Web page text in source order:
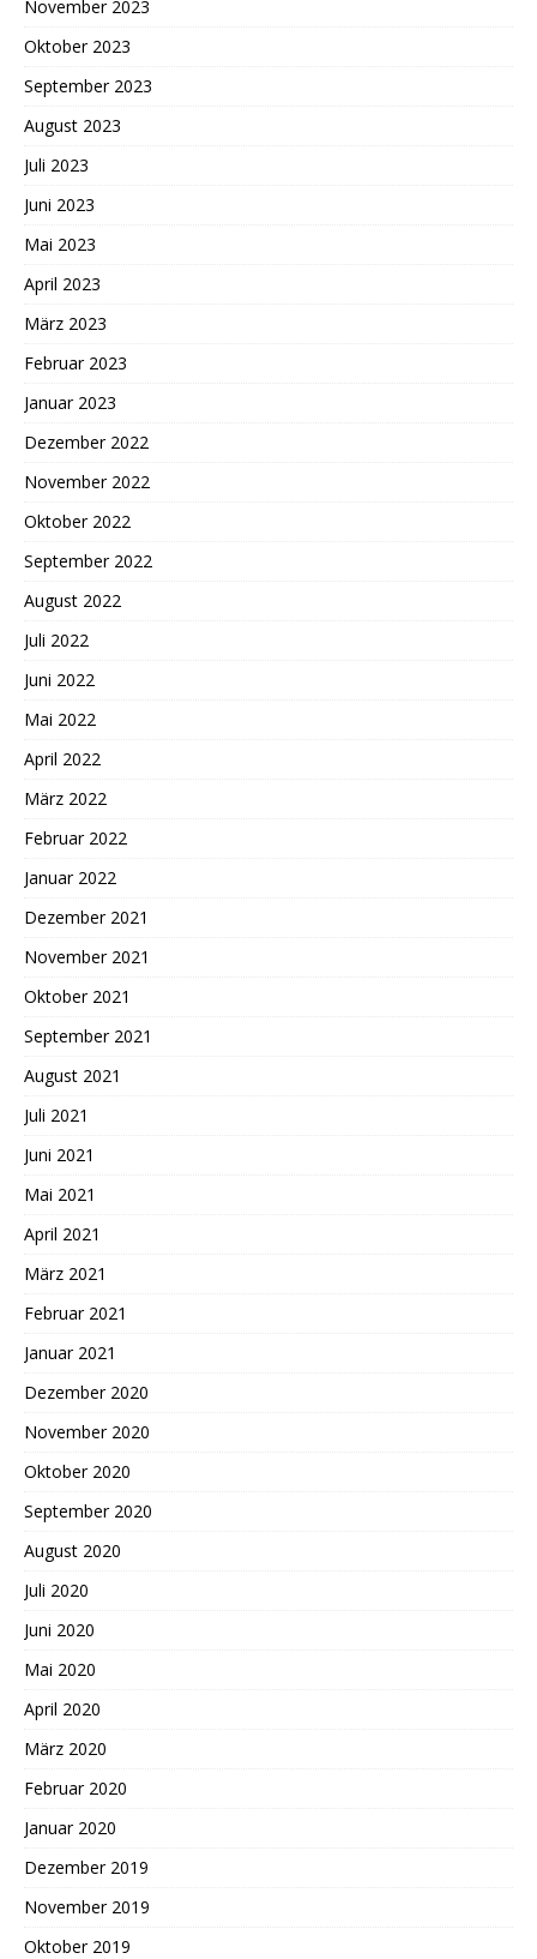
November 2023
Oktober 2023
September 2023
August 2023
Juli 2023
Juni 2023
Mai 2023
April 2023
März 2023
Februar 2023
Januar 2023
Dezember 2022
November 2022
Oktober 2022
September 2022
August 2022
Juli 2022
Juni 2022
Mai 2022
April 2022
März 2022
Februar 2022
Januar 2022
Dezember 2021
November 2021
Oktober 2021
September 2021
August 2021
Juli 2021
Juni 2021
Mai 2021
April 2021
März 2021
Februar 2021
Januar 2021
Dezember 2020
November 2020
Oktober 2020
September 2020
August 2020
Juli 2020
Juni 2020
Mai 2020
April 2020
März 2020
Februar 2020
Januar 2020
Dezember 2019
November 2019
Oktober 2019